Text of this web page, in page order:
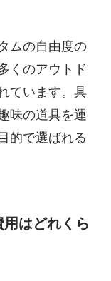
ムの自由度の
くのアウトド
ています。具
味の道具を運
的で選ばれる
はどれくら